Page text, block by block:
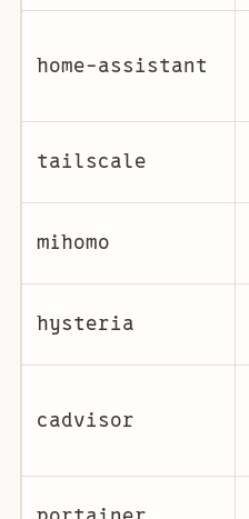
home-assistant
tailscale
mihomo
hysteria
cadvisor